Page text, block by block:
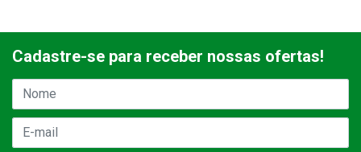
Cadastre-se para receber nossas ofertas!